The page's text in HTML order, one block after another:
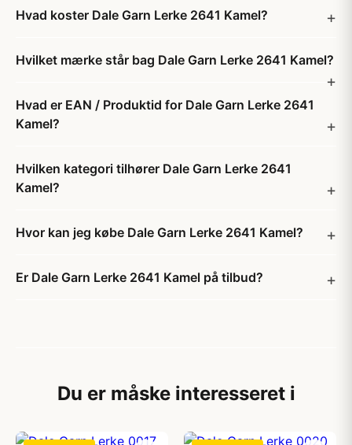
Hvad koster Dale Garn Lerke 2641 Kamel?
Hvilket mærke står bag Dale Garn Lerke 2641 Kamel?
Hvad er EAN / Produktid for Dale Garn Lerke 2641
Kamel?
Hvilken kategori tilhører Dale Garn Lerke 2641
Kamel?
Hvor kan jeg købe Dale Garn Lerke 2641 Kamel?
Er Dale Garn Lerke 2641 Kamel på tilbud?
Du er måske interesseret i